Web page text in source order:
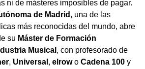
ni de másteres imposibles de pagar.
de Madrid , una de las
más reconocidas del mundo, abre
su Máster de Formación
Musical , con profesorado de
, Universal , elrowo Cadena 100 y